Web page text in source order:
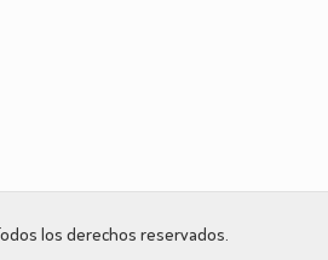
los derechos reservados.